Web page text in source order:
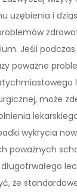
uzębienia i
Jeśli
poważne
może
wykrycia
poważnych
że